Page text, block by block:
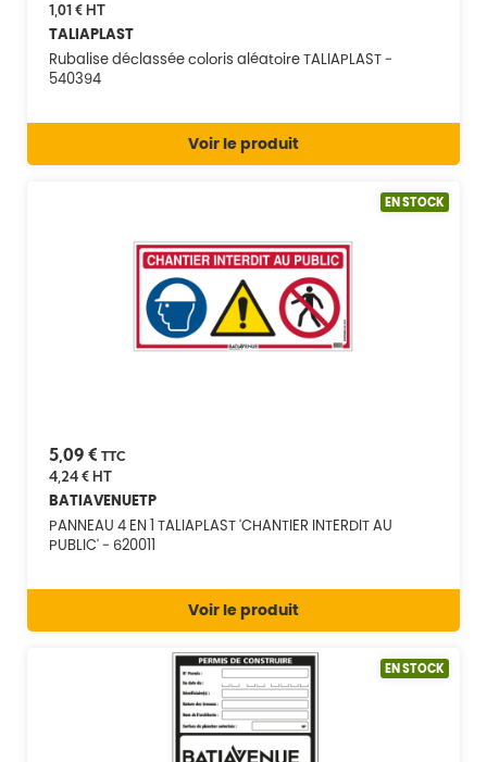
1,01 €HT
TALIAPLAST
Rubalise déclassée coloris aléatoire TALIAPLAST -
540394
Voir le produit
EN STOCK
5,09 € TTC
4,24 €HT
BATIAVENUETP
PANNEAU 4 EN 1 TALIAPLAST 'CHANTIER INTERDIT AU
PUBLIC' - 620011
Voir le produit
EN STOCK